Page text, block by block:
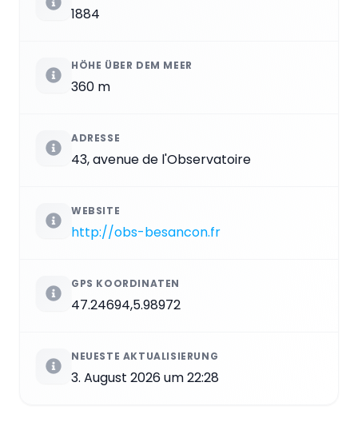
1884
HÖHE ÜBER DEM MEER
360 m
ADRESSE
43, avenue de l'Observatoire
WEBSITE
http://obs-besancon.fr
GPS KOORDINATEN
47.24694,5.98972
NEUESTE AKTUALISIERUNG
3. August 2026 um 22:28